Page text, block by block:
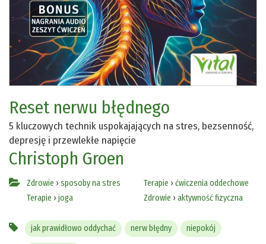
Reset nerwu błędnego
5 kluczowych technik uspokajających na stres, bezsenność,
depresję i przewlekłe napięcie
Christoph Groen
Zdrowie › sposoby na stres
Terapie › joga
Terapie › ćwiczenia oddechowe
Zdrowie › aktywność fizyczna
jak prawidłowo oddychać nerw błędny niepokój